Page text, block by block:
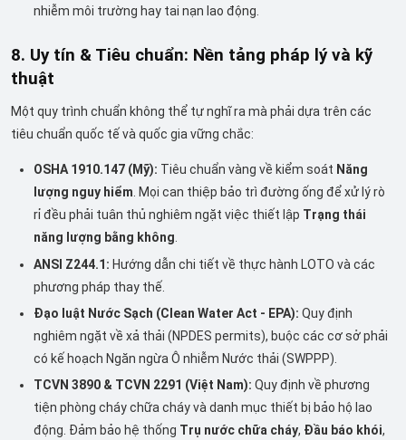
nhiễm môi trường hay tai nạn lao động.
8. Uy tín & Tiêu chuẩn: Nền tảng pháp lý và kỹ
thuật
Một quy trình chuẩn không thể tự nghĩ ra mà phải dựa trên các
tiêu chuẩn quốc tế và quốc gia vững chắc:
OSHA 1910.147 (Mỹ): Tiêu chuẩn vàng về kiểm soát Năng
lượng nguy hiểm. Mọi can thiệp bảo trì đường ống để xử lý rò
rỉ đều phải tuân thủ nghiêm ngặt việc thiết lập Trạng thái
năng lượng bằng không.
ANSI Z244.1: Hướng dẫn chi tiết về thực hành LOTO và các
phương pháp thay thế.
Đạo luật Nước Sạch (Clean Water Act - EPA): Quy định
nghiêm ngặt về xả thải (NPDES permits), buộc các cơ sở phải
có kế hoạch Ngăn ngừa Ô nhiễm Nước thải (SWPPP).
TCVN 3890 & TCVN 2291 (Việt Nam): Quy định về phương
tiện phòng cháy chữa cháy và danh mục thiết bị bảo hộ lao
động. Đảm bảo hệ thống Trụ nước chữa cháy, Đầu báo khói,